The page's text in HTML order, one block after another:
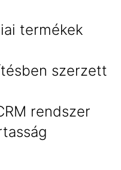
termékek
szerzett
rendszer